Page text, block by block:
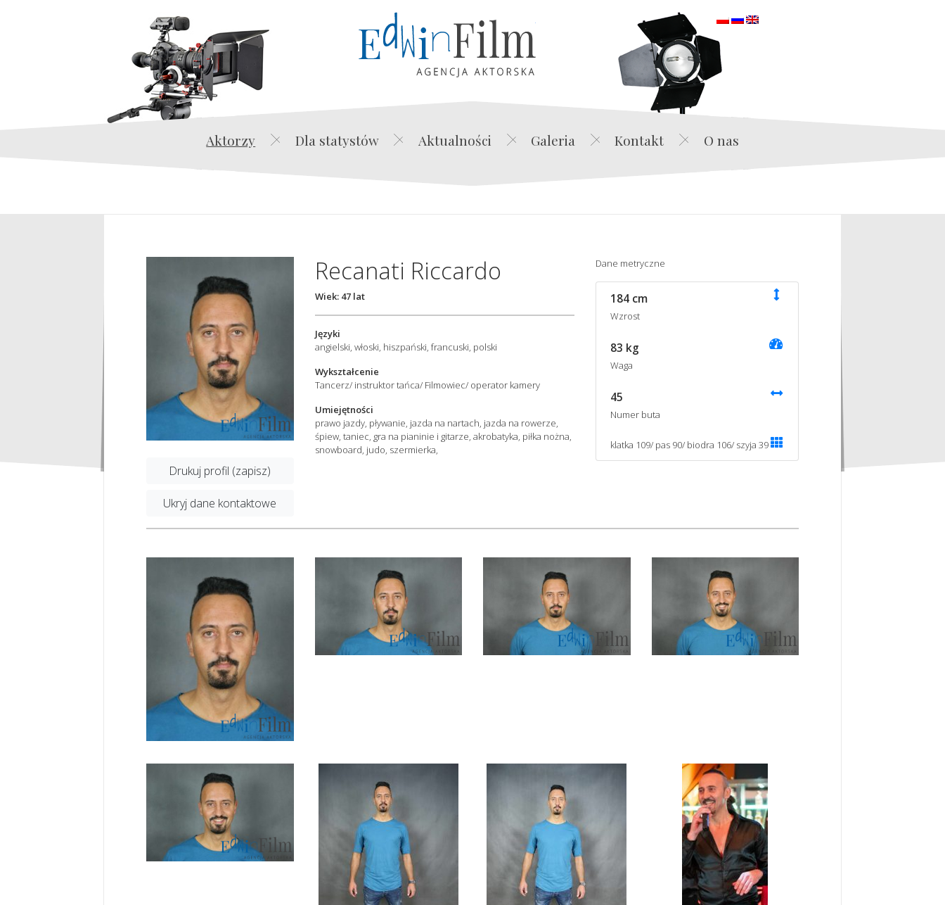
Edwin Film Agencja Aktorska
Aktorzy Dla statystów Aktualności Galeria Kontakt O nas
Drukuj profil (zapisz)
Ukryj dane kontaktowe
Recanati Riccardo
Wiek: 47 lat
Języki
angielski, włoski, hiszpański, francuski, polski
Wykształcenie
Tancerz/ instruktor tańca/ Filmowiec/ operator kamery
Umiejętności
prawo jazdy, pływanie, jazda na nartach, jazda na rowerze,
śpiew, taniec, gra na pianinie i gitarze, akrobatyka, piłka nożna,
snowboard, judo, szermierka,
Dane metryczne
184 cm
Wzrost
83 kg
Waga
45
Numer buta
klatka 109/ pas 90/ biodra 106/ szyja 39